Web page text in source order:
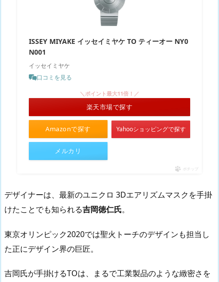
ISSEY MIYAKE イッセイミヤケ TO ティーオー NY0
N001
イッセイミヤケ
口コミを見る
Amazonで探す
＼ポイント最大11倍！／
楽天市場で探す
Yahooショッピングで探す
メルカリ
ポチップ
デザイナーは、最新のユニクロ 3Dエアリズムマスクを手掛
けたことでも知られる吉岡徳仁氏。
東京オリンピック2020では聖火トーチのデザインも担当し
た正にデザイン界の巨匠。
吉岡氏が手掛けるTOは、まるで工業製品のような緻密さを